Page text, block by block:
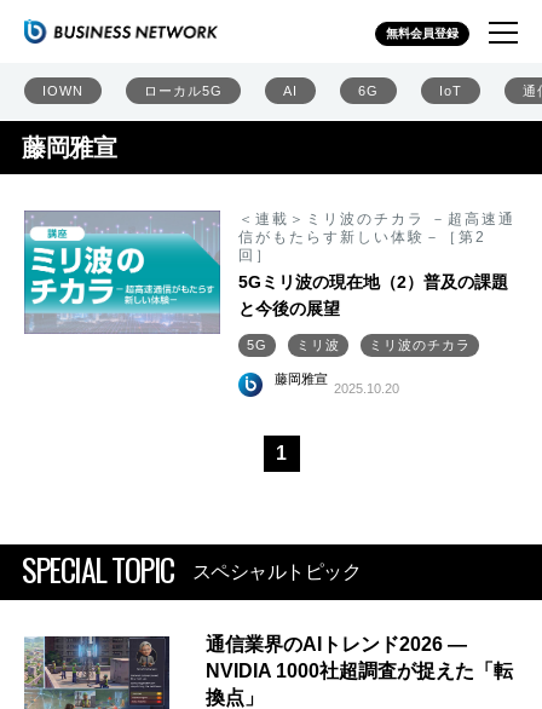
無料会員登録
IOWN ローカル5G AI 6G IoT 通
藤岡雅宣
＜連載＞ミリ波のチカラ －超高速通
信がもたらす新しい体験－［第2
回］
5Gミリ波の現在地（2）普及の課題
と今後の展望
5G ミリ波 ミリ波のチカラ
藤岡雅宣
2025.10.20
1
SPECIAL TOPIC スペシャルトピック
通信業界のAIトレンド2026 ―
NVIDIA 1000社超調査が捉えた「転
換点」